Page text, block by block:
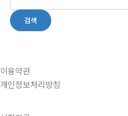
검색
이용약관
개인정보처리방침